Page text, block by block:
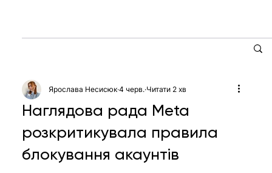
Наглядова рада Meta
розкритикувала правила
блокування акаунтів
Ярослава Несисюк 4 черв. Читати 2 хв